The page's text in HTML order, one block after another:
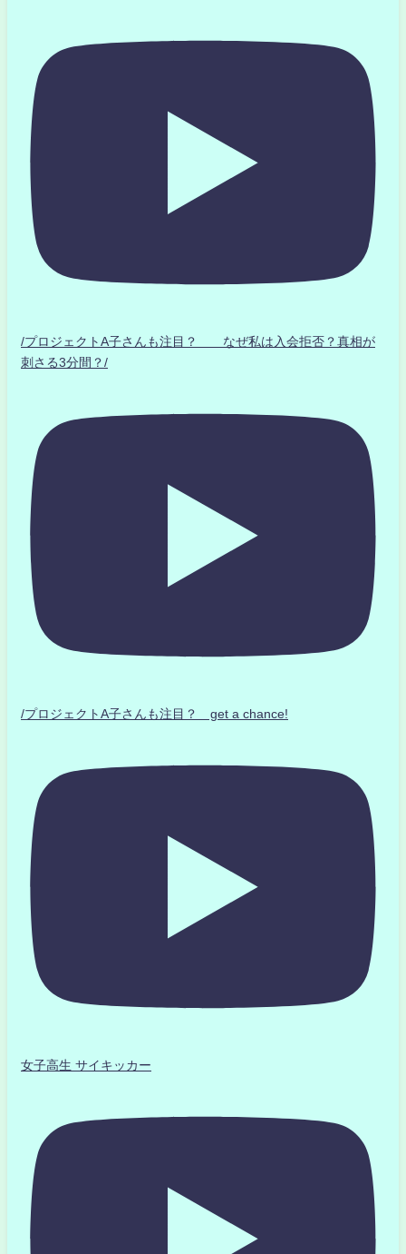
/プロジェクトA子さんも注目？ なぜ私は入会拒否？真相が
刺さる3分間？/
/プロジェクトA子さんも注目？ get a chance!
女子高生 サイキッカー